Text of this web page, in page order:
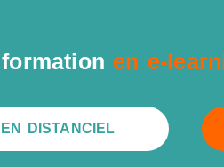
en e-
EN DISTANCIEL